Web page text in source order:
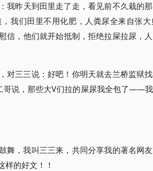
昨天到田里走了走，看见前不久栽的
我们田里不用化肥，人粪尿全来自张
信，他们就开始抵制，拒绝拉屎拉尿，
对三三说：好吧！你明天就去兰桥监狱
哥说，那些大V们拉的屎尿我全包了——
舞，我叫三三来，共同分享我的著名网
的好文！！